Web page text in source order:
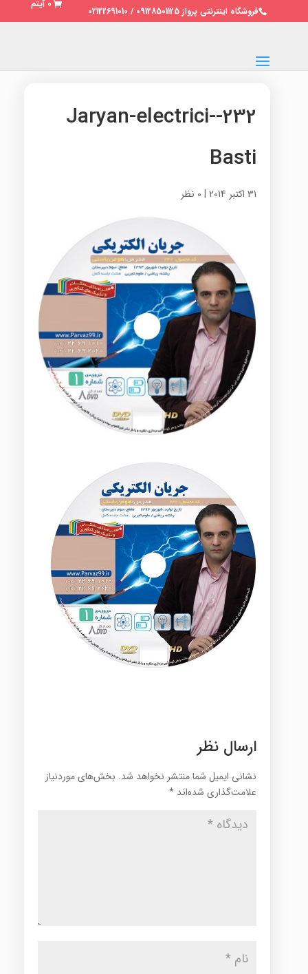
فروشگاه اینترنتی پرواز 09128501125 / 02122691010
0 آیتم
232-Jaryan-electrici-
Basti
31 اکتبر 2014 | 0 نظر
ارسال نظر
نشانی ایمیل شما منتشر نخواهد شد. بخش‌های موردنیاز
علامت‌گذاری شده‌اند *